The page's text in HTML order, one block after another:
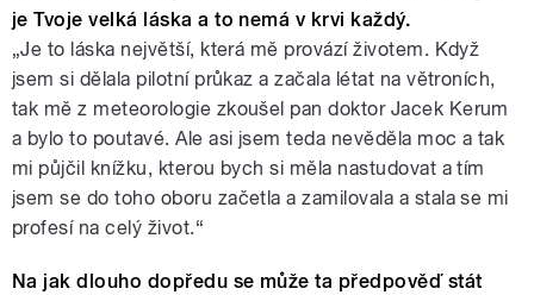
je Tvoje velká láska a to nemá v krvi každý.
„Je to láska největší, která mě provází životem. Když
jsem si dělala pilotní průkaz a začala létat na větroních,
tak mě z meteorologie zkoušel pan doktor Jacek Kerum
a bylo to poutavé. Ale asi jsem teda nevěděla moc a tak
mi půjčil knížku, kterou bych si měla nastudovat a tím
jsem se do toho oboru začetla a zamilovala a stala se mi
profesí na celý život.“
Na jak dlouho dopředu se může ta předpověď stát